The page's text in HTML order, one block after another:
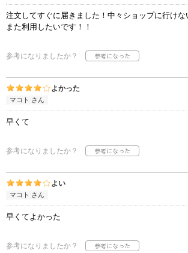
注文してすぐに届きました！中々ショップに行けな
また利用したいです！！
参考になりましたか？
よかった
マコト さん
早くて
参考になりましたか？
よい
マコト さん
早くてよかった
参考になりましたか？